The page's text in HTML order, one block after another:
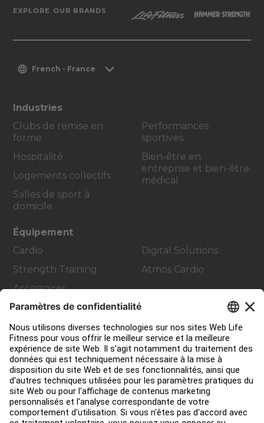
EXPLORE OUR BRANDS
French - France
Industries
Clubs de remise en
forme
Hospitalité
Logements collectifs
Salles de sport à
domicile
Performances
sportives
Bien-être en
entreprise et bien-être
médical
Équipement
Cardio
Strength Training
Accessoires
Digital Solutions
Atmos Cardio
Contact Service
Aménagement de club
Centre de services
Centre d’éducation
Environ
Trouver un distributeur